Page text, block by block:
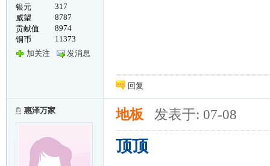
银元
317
威望
8787
贡献值
8974
铜币
11373
加关注
发消息
回复
惠泽万家 地板 发表于: 07-08
顶顶